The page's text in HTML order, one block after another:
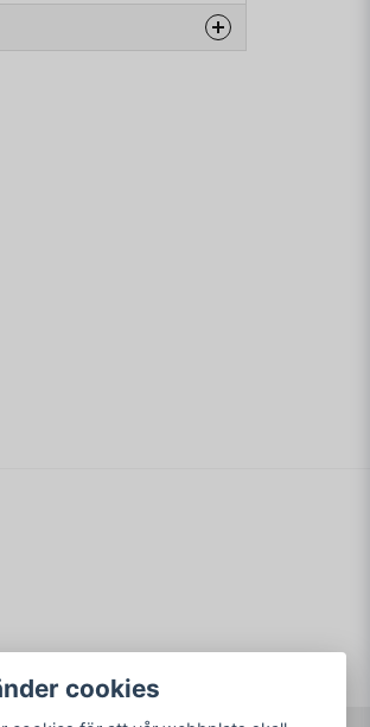
och förinta fienden på
cookies